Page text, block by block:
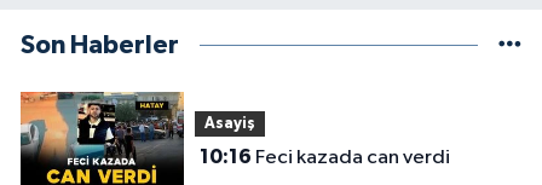
Son Haberler
Asayiş
10:16 Feci kazada can verdi